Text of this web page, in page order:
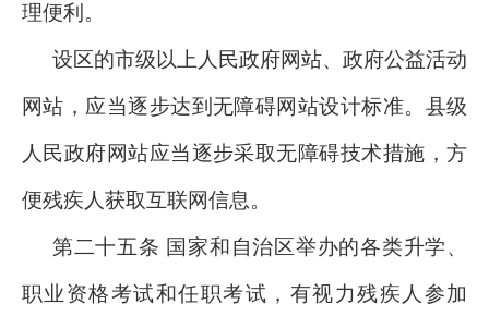
理便利。
设区的市级以上人民政府网站、政府公益活动
网站，应当逐步达到无障碍网站设计标准。县级
人民政府网站应当逐步采取无障碍技术措施，方
便残疾人获取互联网信息。
第二十五条 国家和自治区举办的各类升学、
职业资格考试和任职考试，有视力残疾人参加